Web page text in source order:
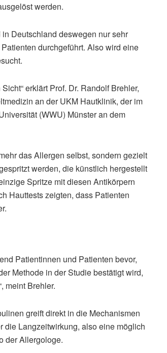
werden.
Deutschland deswegen nur sehr
durchgeführt. Also wird eine
erklärt Prof. Dr. Randolf Brehler,
an der UKM Hautklinik, der im
(WWU) Münster an dem
das Allergen selbst, sondern gezielt
werden, die künstlich hergestellt
Spritze mit diesen Antikörpern
Hauttests zeigten, dass Patienten
Patientinnen und Patienten bevor,
Methode in der Studie bestätigt wird,
meint Brehler.
greift direkt in die Mechanismen
Langzeitwirkung, also eine möglich
der Allergologe.